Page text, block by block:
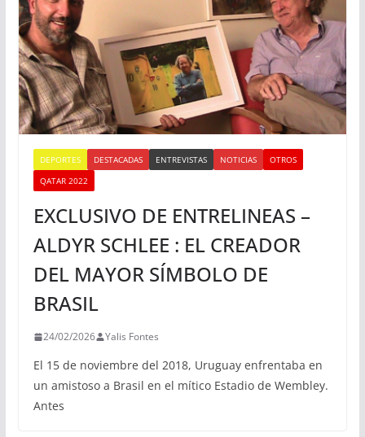
DEPORTES DESTACADAS ENTREVISTAS NOTICIAS
OTROS
QATAR 2022
EXCLUSIVO DE ENTRELINEAS –
ALDYR SCHLEE : EL CREADOR
DEL MAYOR SÍMBOLO DE
BRASIL
24/02/2026 Yalis Fontes
El 15 de noviembre del 2018, Uruguay enfrentaba en
un amistoso a Brasil en el mítico Estadio de Wembley.
Antes